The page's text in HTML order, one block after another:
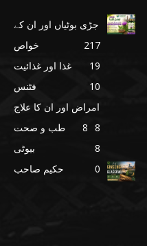
جڑی بوٹیاں اور ان کے
خواص
217
غذا اور غذائیت
19
فٹنس
10
امراض اور ان کا علاج
8
طب و صحت
8
بیوٹی
8
حکیم صاحب
0